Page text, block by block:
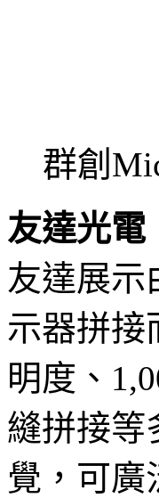
群創
友達光電
友達展示
示器拼接
明度、
縫拼接等
覺，可廣